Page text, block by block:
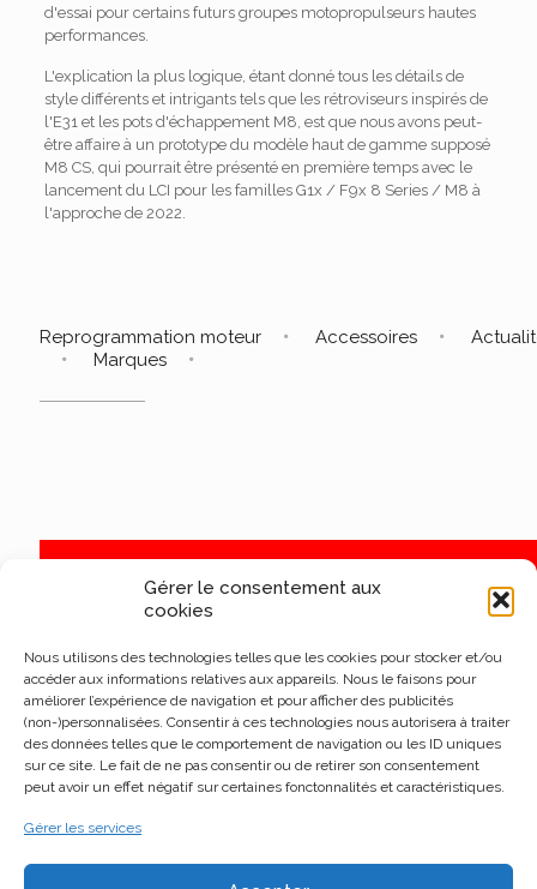
Gérer le consentement aux
cookies
Nous utilisons des technologies telles que les cookies pour stocker et/ou
accéder aux informations relatives aux appareils. Nous le faisons pour
améliorer l’expérience de navigation et pour afficher des publicités
(non-)personnalisées. Consentir à ces technologies nous autorisera à traiter
des données telles que le comportement de navigation ou les ID uniques
sur ce site. Le fait de ne pas consentir ou de retirer son consentement
peut avoir un effet négatif sur certaines fonctonnalités et caractéristiques.
Gérer les services
d'essai pour certains futurs groupes motopropulseurs hautes
performances.
L'explication la plus logique, étant donné tous les détails de
style différents et intrigants tels que les rétroviseurs inspirés de
l'E31 et les pots d'échappement M8, est que nous avons peut-
être affaire à un prototype du modèle haut de gamme supposé
M8 CS, qui pourrait être présenté en première temps avec le
lancement du LCI pour les familles G1x / F9x 8 Series / M8 à
l'approche de 2022.
Reprogrammation moteur Accessoires
Marques